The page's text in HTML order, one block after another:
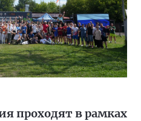
проходят в рамках